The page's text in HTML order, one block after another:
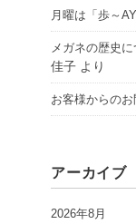
月曜は「歩～
メガネの歴史
佳子 より
お客様からの
アーカイブ
2026年8月